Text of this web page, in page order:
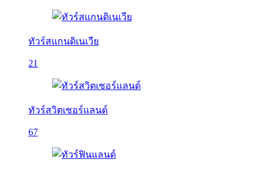
ทัวร์สแกนดิเนเวีย
21
ทัวร์สวิตเซอร์แลนด์
67